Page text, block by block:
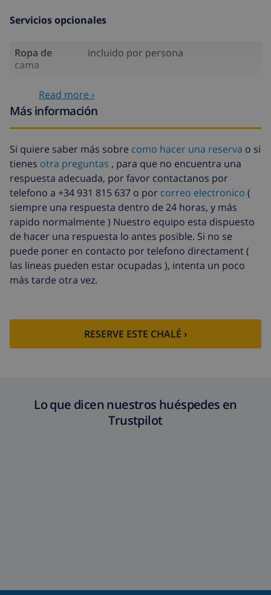
Servicios opcionales
Ropa de
cama
incluido por persona
Agua
incluido
Electricidad
incluido
Gas
incluido
Sábanas
extra
17,59 US$ por persona , a pagar a la
llegada
Toallas extra
8,80 US$ por persona , a pagar a la
llegada
Salida tardía
113,75 US$
Limpieza
extra
basado en consumo de energía
(52,77 US$/HOUR)
Read more ›
Más información
Si quiere saber más sobre como hacer una reserva o si
tienes otra preguntas , para que no encuentra una
respuesta adecuada, por favor contactanos por
telefono a +34 931 815 637 o por correo electronico (
siempre una respuesta dentro de 24 horas, y más
rapido normalmente ) Nuestro equipo esta dispuesto
de hacer una respuesta lo antes posible. Si no se
puede poner en contacto por telefono directament (
las lineas pueden estar ocupadas ), intenta un poco
más tarde otra vez.
RESERVE ESTE CHALÉ ›
Lo que dicen nuestros huéspedes en
Trustpilot